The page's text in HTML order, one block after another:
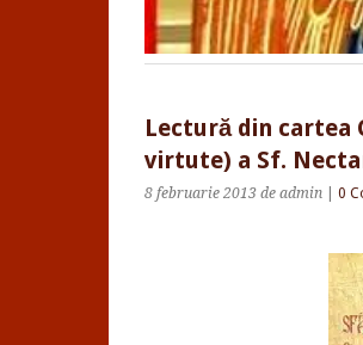
Lectură din cartea
virtute) a Sf.
8 februarie 2013 de admin 0